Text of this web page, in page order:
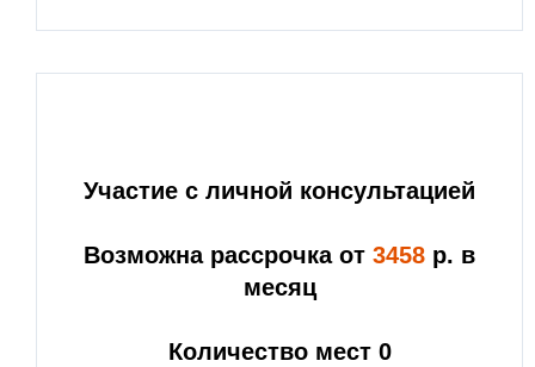
Участие с личной консультацией
Возможна рассрочка от 3458 р. в
месяц
Количество мест 0